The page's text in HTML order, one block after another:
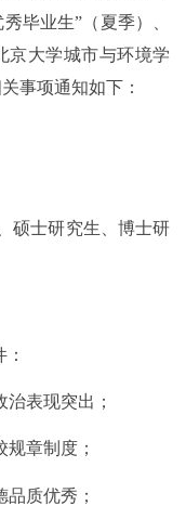
毕业生”（夏季）、
京大学城市与环境学
事项通知如下：
硕士研究生、博士研
：
表现突出；
章制度；
质优秀；